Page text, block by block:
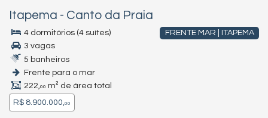
Itapema - Canto da Praia
FRENTE MAR | ITAPEMA
4 dormitórios (4 suítes)
3 vagas
5 banheiros
Frente para o mar
222,00 m² de área total
R$ 8.900.000,00